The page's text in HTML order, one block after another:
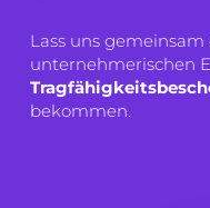
Lass uns
unternehmerischen
bekommen.